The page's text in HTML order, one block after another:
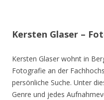
Kersten Glaser –
Kersten Glaser wohnt in
Fotografie an der
persönliche Suche. Unter
Genre und jedes